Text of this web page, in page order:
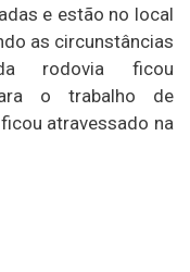
e estão no local
as circunstâncias
rodovia ficou
o trabalho de
atravessado na